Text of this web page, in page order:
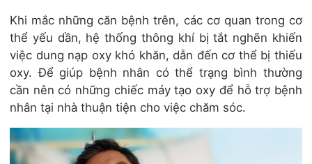
Khi mắc những căn bệnh trên, các cơ quan trong cơ
thể yếu dần, hệ thống thông khí bị tắt nghẽn khiến
việc dung nạp oxy khó khăn, dẫn đến cơ thể bị thiếu
oxy. Để giúp bệnh nhân có thể trạng bình thường
cần nên có những chiếc máy tạo oxy để hỗ trợ bệnh
nhân tại nhà thuận tiện cho việc chăm sóc.